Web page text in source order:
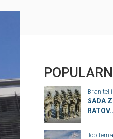
Branitelji
SADA
Top tema